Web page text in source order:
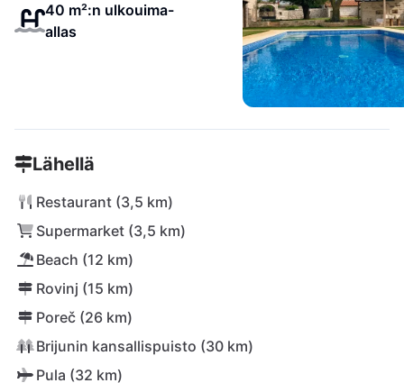
40 m²:n ulkouima-
allas
Lähellä
Restaurant (3,5 km)
Supermarket (3,5 km)
Beach (12 km)
Rovinj (15 km)
Poreč (26 km)
Brijunin kansallispuisto (30 km)
Pula (32 km)